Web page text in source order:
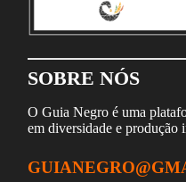
SOBRE NÓS
O Guia Negro é uma
em diversidade e produção